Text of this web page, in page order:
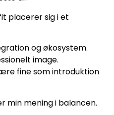
placerer sig i et
og økosystem.
image.
fine som introduktion
min mening i balancen.